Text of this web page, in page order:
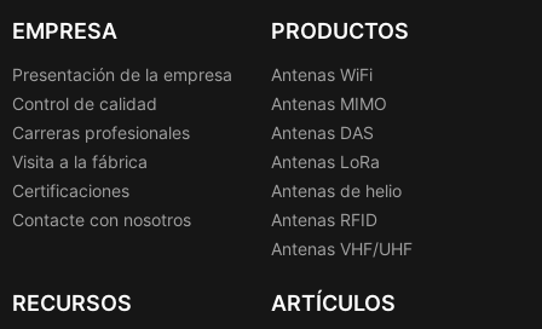
EMPRESA
Presentación de la empresa
Control de calidad
Carreras profesionales
Visita a la fábrica
Certificaciones
Contacte con nosotros
PRODUCTOS
Antenas WiFi
Antenas MIMO
Antenas DAS
Antenas LoRa
Antenas de helio
Antenas RFID
Antenas VHF/UHF
RECURSOS ARTÍCULOS